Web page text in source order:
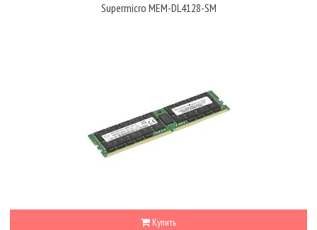
Supermicro MEM-DL4128-SM
Купить